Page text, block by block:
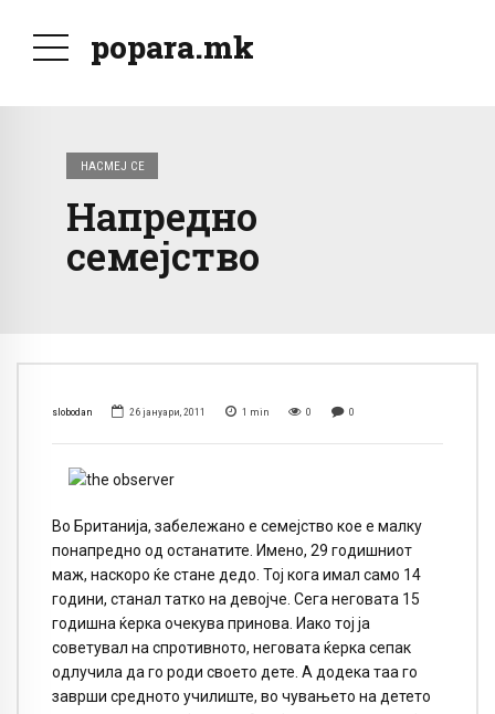
popara.mk
НАСМЕЈ СЕ
Напредно
семејство
slobodan 26 јануари, 2011 1 min 0 0
Во Британија, забележано е семејство кое е малку
понапредно од останатите. Имено, 29 годишниот
маж, наскоро ќе стане дедо. Тој кога имал само 14
години, станал татко на девојче. Сега неговата 15
годишна ќерка очекува принова. Иако тој ја
советувал на спротивното, неговата ќерка сепак
одлучила да го роди своето дете. А додека таа го
заврши средното училиште, во чувањето на детето